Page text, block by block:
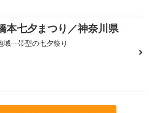
本七夕まつり／神奈川県
域一帯型の七夕祭り